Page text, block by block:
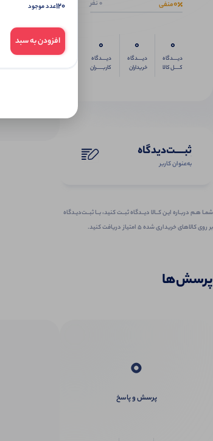
0منفی 0 نفر
0
دیــــدگاه
کــــل کالا
0
دیــــدگاه
خریداران
0
دیــــدگاه
کاربـــــران
ثبـــــت‌دیدگاه
به‌عنوان کاربر
شمـا هـم دربـاره ایـن کــالا دیــدگاه ثبــت کنید، بــا ثبــت‌دیـدگاه
بر روی کالاهای خریداری شده ۵ امتیاز دریافت کنید.
پرسش‌ها
0
پرسش و پاسخ
120عدد موجود
افزودن به سبد